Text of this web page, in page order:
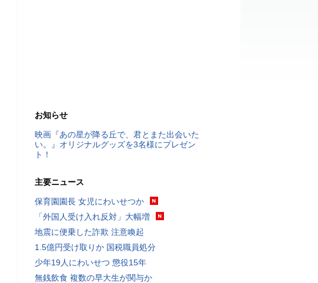
お知らせ
映画『あの星が降る丘で、君とまた出会いた
い。』オリジナルグッズを3名様にプレゼン
ト！
主要ニュース
保育園園長 女児にわいせつか
「外国人受け入れ反対」大幅増
地震に便乗した詐欺 注意喚起
1.5億円受け取りか 国税職員処分
少年19人にわいせつ 懲役15年
無銭飲食 複数の早大生が関与か